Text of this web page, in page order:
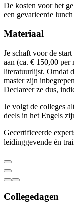
De kosten voor het
een gevarieerde
Materiaal
Je schaft voor de
aan (ca. € 150,00 per
literatuurlijst. Omdat
master zijn
Declareer ze dus,
Je volgt de colleges
deels in het Engels
Gecertificeerde
leidinggevende én
Collegedagen